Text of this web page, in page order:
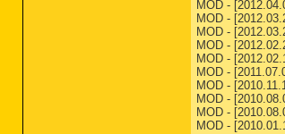
MOD -
MOD -
MOD -
MOD -
MOD -
MOD -
MOD -
MOD -
MOD -
MOD -